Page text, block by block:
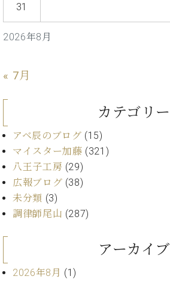
ト
ヒ
シ
ュ
タ
イ
ア
ー
ノ
コ
ン
ジ
ュ
ア
セ
ス
セン
ご案
2026年8月
31
« 7月
カテゴリー
アベ辰のブログ (15)
マイスター加藤 (321)
八王子工房 (29)
広報ブログ (38)
未分類 (3)
調律師尾山 (287)
アーカイブ
2026年8月 (1)